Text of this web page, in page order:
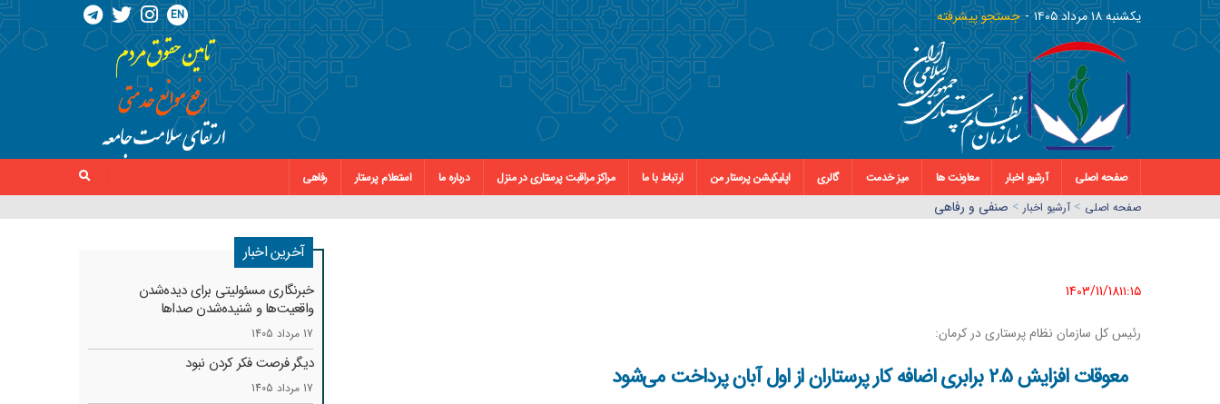
يکشنبه ١٨ مرداد ١٤٠٥ جستجو پیشرفته EN
صفحه اصلی آرشیو اخبار معاونت ها میز خدمت گالری اپلیکیشن پرستار من ارتباط با ما مراکز مراقبت پرستاری در منزل درباره ما استعلام پرستار
رفاهی
صفحه اصلي > آرشیو اخبار > صنفی و رفاهی
1403/11/18١١:١٥
رئیس کل سازمان نظام پرستاری در کرمان:
معوقات افزایش 2.5 برابری اضافه کار پرستاران از اول آبان پرداخت می‌شود
آخرین اخبار
خبرنگاری مسئولیتی برای دیده‌شدن
واقعیت‌ها و شنیده‌شدن صداها
17 مرداد 1405
دیگر فرصت فکر کردن نبود
17 مرداد 1405